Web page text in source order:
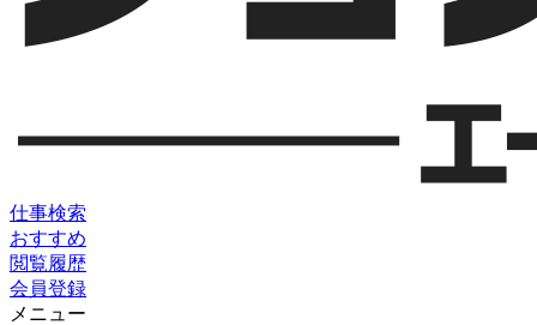
仕事検索
おすすめ
閲覧履歴
会員登録
メニュー